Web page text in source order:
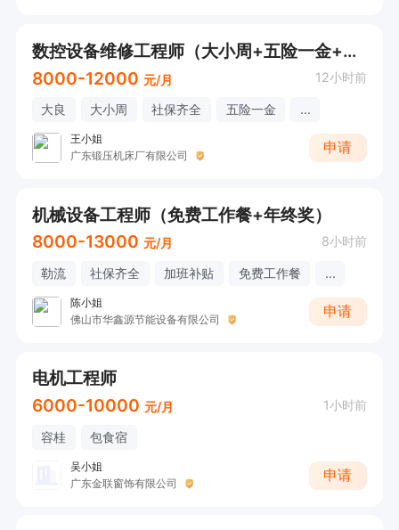
数控设备维修工程师（大小周+五险一金+餐补）
8000-12000 元/月 12小时前
大良 大小周 社保齐全 五险一金 ...
王小姐
广东锻压机床厂有限公司
申请
机械设备工程师（免费工作餐+年终奖）
8000-13000 元/月 8小时前
勒流 社保齐全 加班补贴 免费工作餐 ...
陈小姐
佛山市华鑫源节能设备有限公司
申请
电机工程师
6000-10000 元/月 1小时前
容桂 包食宿
吴小姐
广东金联窗饰有限公司
申请